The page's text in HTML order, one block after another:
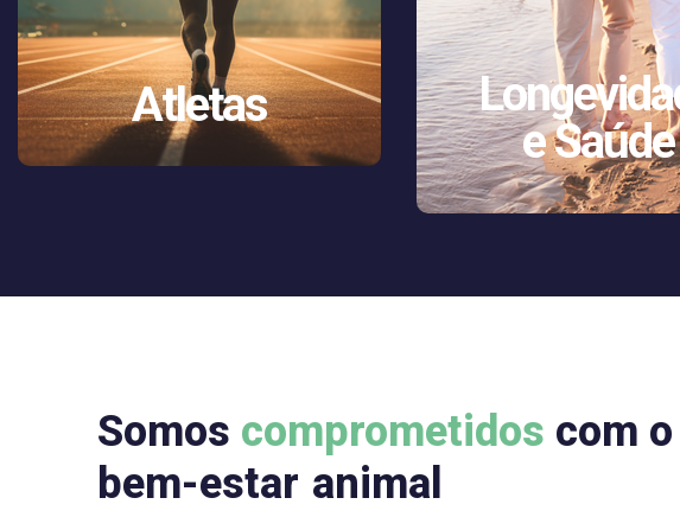
Atletas
e Saúde
Somos comprometidos com o
bem-estar animal